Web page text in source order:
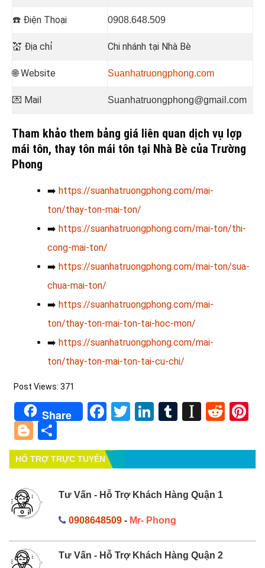
☎️ Điện Thoại 0908.648.509
💒 Địa chỉ Chi nhánh tại Nhà Bè
🌐 Website Suanhatruongphong.com
💌 Mail Suanhatruongphong@gmail.com
Tham khảo them bảng giá liên quan dịch vụ lợp
mái tôn, thay tôn mái tôn tại Nhà Bè của Trường
Phong
➡️ https://suanhatruongphong.com/mai-
ton/thay-ton-mai-ton/
➡️ https://suanhatruongphong.com/mai-ton/thi-
cong-mai-ton/
➡️ https://suanhatruongphong.com/mai-ton/sua-
chua-mai-ton/
➡️ https://suanhatruongphong.com/mai-
ton/thay-ton-mai-ton-tai-hoc-mon/
➡️ https://suanhatruongphong.com/mai-
ton/thay-ton-mai-ton-tai-cu-chi/
Post Views: 371
Share Facebook
TwitterLinkedIn
Tumblr
Blogger
HỔ TRỢ TRỰC TUYẾN
Tư Vấn - Hỗ Trợ Khách Hàng Quận 1
0908648509- Mr- Phong
Tư Vấn - Hỗ Trợ Khách Hàng Quận 2